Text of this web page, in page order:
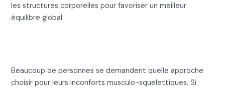
les structures corporelles pour favoriser un meilleur
équilibre global.
Beaucoup de personnes se demandent quelle approche
choisir pour leurs inconforts musculo-squelettiques. Si